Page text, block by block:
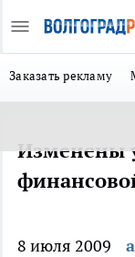
Заказать рекламу
Изменены
8 июля 2009